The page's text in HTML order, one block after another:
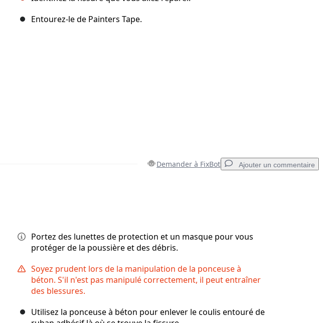
Entourez-le de Painters Tape.
Demander à FixBot Ajouter un commentaire
Portez des lunettes de protection et un masque pour vous
protéger de la poussière et des débris.
Soyez prudent lors de la manipulation de la ponceuse à
béton. S'il n'est pas manipulé correctement, il peut entraîner
des blessures.
Utilisez la ponceuse à béton pour enlever le coulis entouré de